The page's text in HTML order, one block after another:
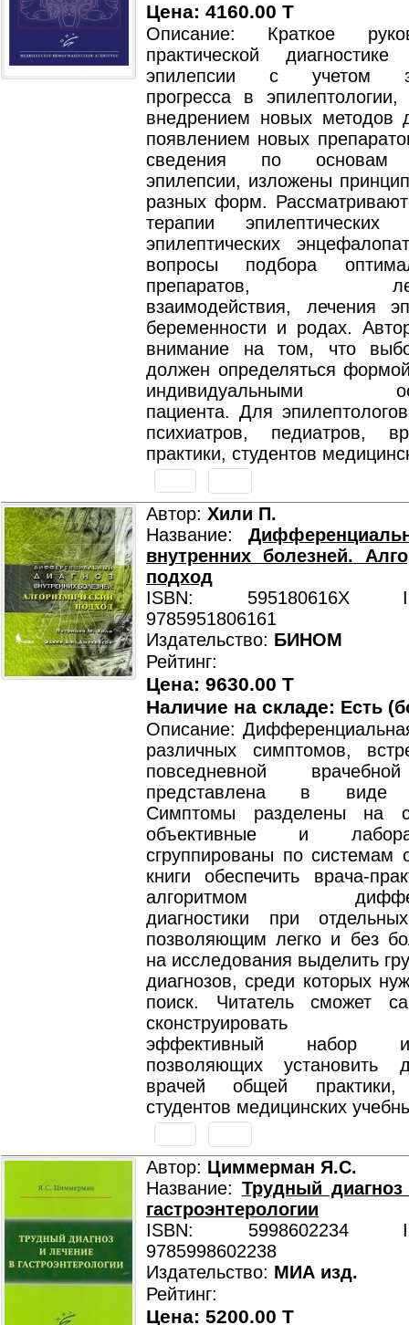
Цена: 4160.00 T
Описание: Краткое
практической
эпилепсии с учетом
прогресса в эпилептологии,
внедрением новых методов
появлением новых
сведения по основам
эпилепсии, изложены
разных форм.
терапии
эпилептических
вопросы подбора
препаратов,
взаимодействия, лечения
беременности и родах.
внимание на том, что
должен определяться
индивидуальными
пациента. Для
психиатров, педиатров,
практики, студентов
Автор: Хили П.
Название:
внутренних болезней.
подход
ISBN: 595180616X
9785951806161
Издательство: БИНОМ
Рейтинг:
Цена: 9630.00 T
Наличие на складе: Есть
Описание:
различных симптомов,
повседневной
представлена в виде
Симптомы разделены на
объективные и
сгруппированы по системам
книги обеспечить врача-
алгоритмом
диагностики при
позволяющим легко и без
на исследования выделить
диагнозов, среди которых
поиск. Читатель сможет
сконструировать
эффективный набор
позволяющих установить
врачей общей практики,
студентов медицинских
Автор: Циммерман Я.С.
Название: Трудный
гастроэнтерологии
ISBN: 5998602234
9785998602238
Издательство: МИА изд.
Рейтинг:
Цена: 5200.00 T